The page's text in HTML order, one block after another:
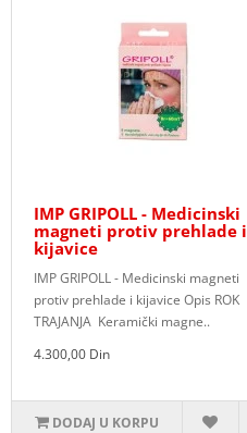
IMP GRIPOLL - Medicinski
magneti protiv prehlade i
kijavice
IMP GRIPOLL - Medicinski magneti
protiv prehlade i kijavice Opis ROK
TRAJANJA Keramički magne..
4.300,00 Din
DODAJ U KORPU